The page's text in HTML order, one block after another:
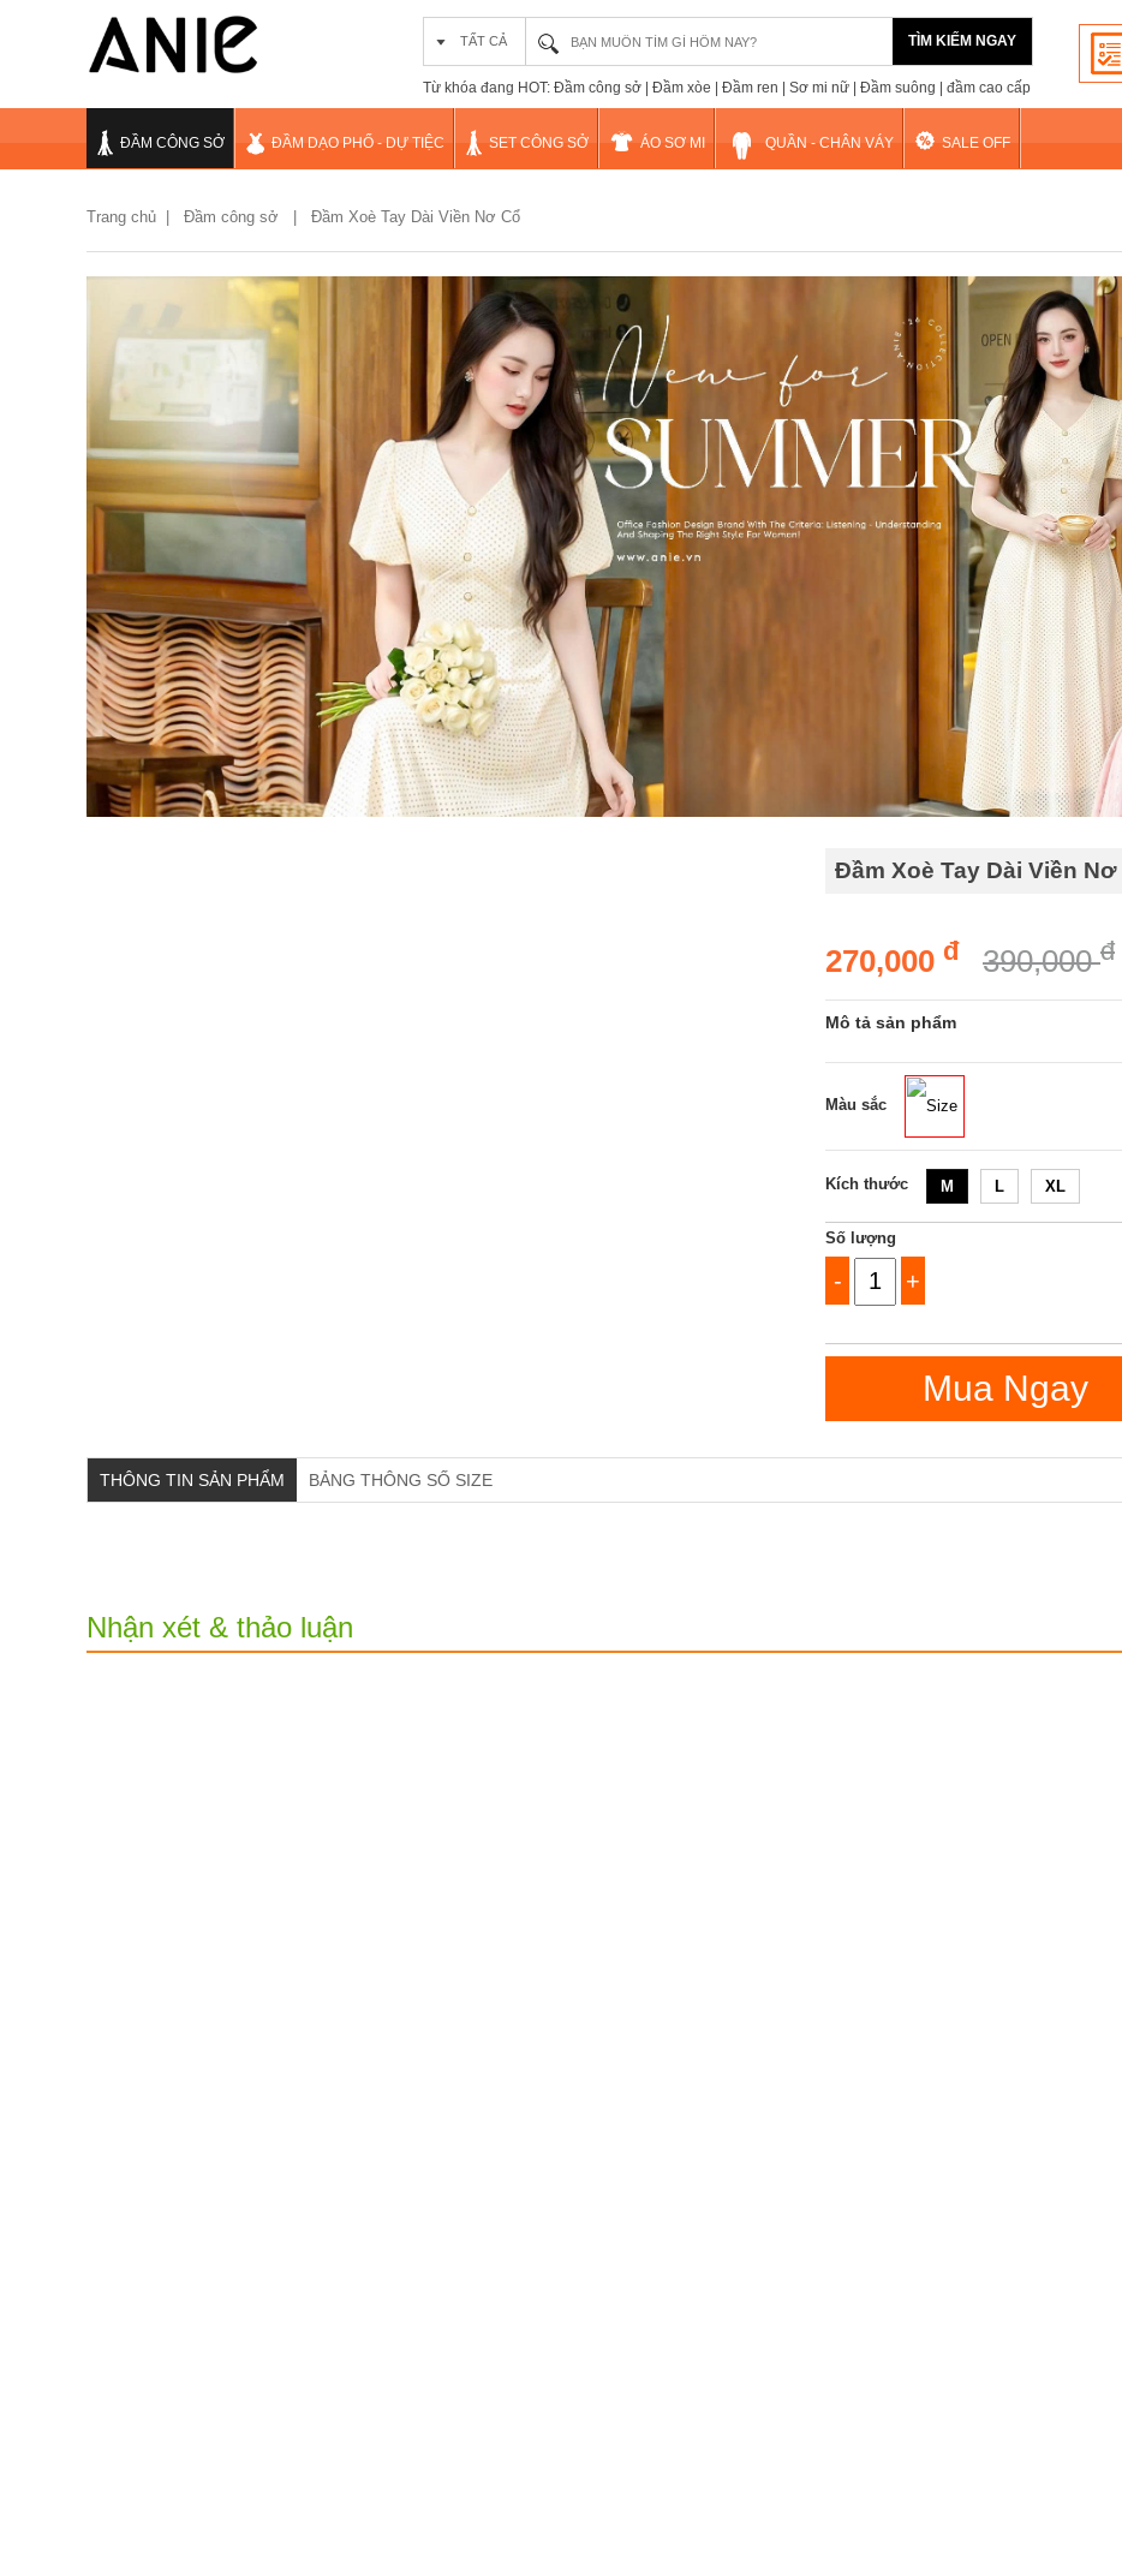
TẤT CẢ TÌM KIẾM NGAY
Từ khóa đang HOT: Đầm công sở | Đầm xòe | Đầm ren | Sơ mi nữ | Đầm suông | đầm cao cấp
ĐẦM CÔNG SỞ ĐẦM DẠO PHỐ - DỰ TIỆC SET CÔNG SỞ ÁO SƠ MI QUẦN - CHÂN VÁY SALE OFF
Trang chủ Đầm công sở | Đầm Xoè Tay Dài Viền Nơ Cổ
Đầm Xoè Tay Dài Viền Nơ
270,000 đ 390,000đ
Mô tả sản phẩm
Màu sắc Size
Kích thước M L XL
Số lượng
- +
Mua Ngay
THÔNG TIN SẢN PHẨM BẢNG THÔNG SỐ SIZE
Nhận xét & thảo luận